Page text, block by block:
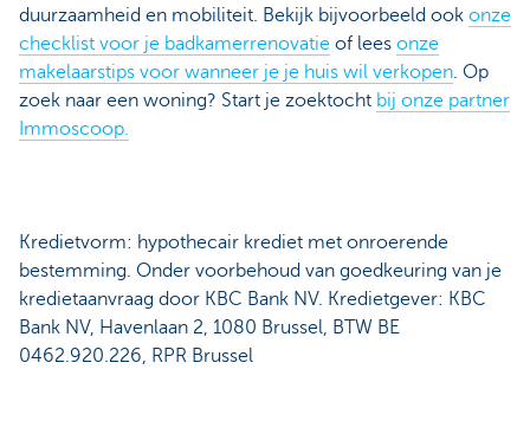
duurzaamheid en mobiliteit. Bekijk bijvoorbeeld ook onze
checklist voor je badkamerrenovatie of lees onze
makelaarstips voor wanneer je je huis wil verkopen. Op
zoek naar een woning? Start je zoektocht bij onze partner
Immoscoop.
Kredietvorm: hypothecair krediet met onroerende
bestemming. Onder voorbehoud van goedkeuring van je
kredietaanvraag door KBC Bank NV. Kredietgever: KBC
Bank NV, Havenlaan 2, 1080 Brussel, BTW BE
0462.920.226, RPR Brussel